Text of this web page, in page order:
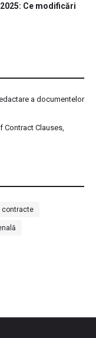
Ce modificări
a documentelor
Contract Clauses,
contracte